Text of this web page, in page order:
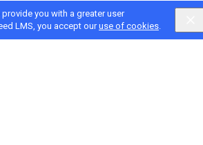
you with a greater user
LMS, you accept ouruse of cookies.